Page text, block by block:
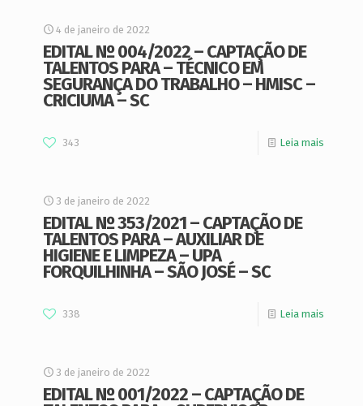
4 de janeiro de 2022
EDITAL Nº 004/2022 – CAPTAÇÃO DE
TALENTOS PARA – TÉCNICO EM
SEGURANÇA DO TRABALHO – HMISC –
CRICIUMA – SC
343 Leia mais
3 de janeiro de 2022
EDITAL Nº 353/2021 – CAPTAÇÃO DE
TALENTOS PARA – AUXILIAR DE
HIGIENE E LIMPEZA – UPA
FORQUILHINHA – SÃO JOSÉ – SC
338 Leia mais
3 de janeiro de 2022
EDITAL Nº 001/2022 – CAPTAÇÃO DE